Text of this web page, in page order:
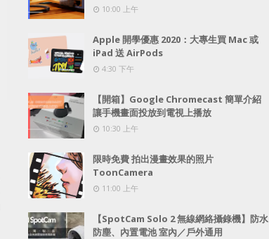
10:00 上午
Apple 開學優惠 2020：大專生買 Mac 或
iPad 送 AirPods
4:30 下午
【開箱】Google Chromecast 簡單介紹
讓手機畫面投放到電視上播放
10:30 上午
限時免費 拍出漫畫效果的照片
ToonCamera
11:00 上午
【SpotCam Solo 2 無線網絡攝錄機】防水
防塵、內置電池 室內／戶外通用